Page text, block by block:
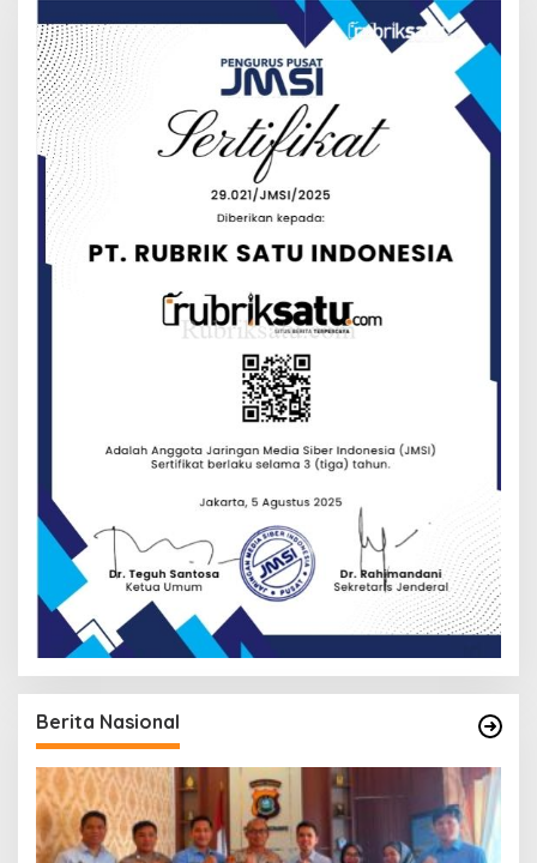
Berita Nasional